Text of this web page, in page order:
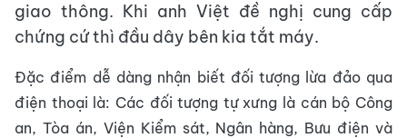
giao thông. Khi anh Việt đề nghị cung cấp
chứng cứ thì đầu dây bên kia tắt máy.
Đặc điểm dễ dàng nhận biết đối tượng lừa đảo qua
điện thoại là: Các đối tượng tự xưng là cán bộ Công
an, Tòa án, Viện Kiểm sát, Ngân hàng, Bưu điện và